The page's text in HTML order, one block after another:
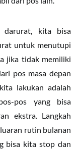
darurat, kita bisa
untuk menutupi
jika tidak memiliki
pos masa depan
lakukan adalah
pos yang bisa
ekstra. Langkah
rutin bulanan
bisa kita stop dan